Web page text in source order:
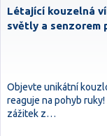
Létající kouzelná
světly a senzorem
Objevte unikátní
reaguje na pohyb
zážitek z…